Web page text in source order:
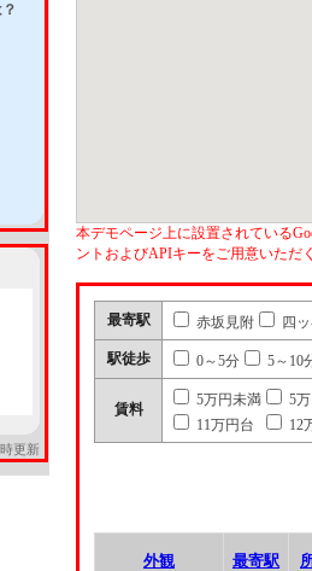
更新
本デモページ上に設置されている
ントおよびAPIキーをご用意いただ
最寄駅 赤坂見附 四
駅徒歩 0～5分 5～10
賃料
5万円未満
5
11万円台
12
外観 最寄駅